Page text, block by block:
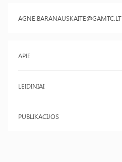
AGNE.BARANAUSKAITE@GAMTC.LT
APIE
LEIDINIAI
PUBLIKACIJOS